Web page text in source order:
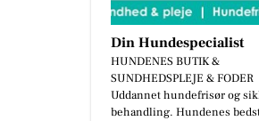
Din Hundespecialist
HUNDENES BUTIK &
SUNDHEDSPLEJE & FODER
Uddannet hundefrisør og
behandling. Hundenes